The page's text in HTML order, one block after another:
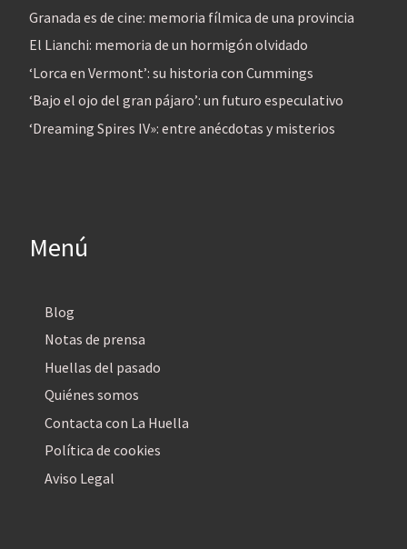
Granada es de cine: memoria fílmica de una provincia
El Lianchi: memoria de un hormigón olvidado
‘Lorca en Vermont’: su historia con Cummings
‘Bajo el ojo del gran pájaro’: un futuro especulativo
‘Dreaming Spires IV»: entre anécdotas y misterios
Menú
Blog
Notas de prensa
Huellas del pasado
Quiénes somos
Contacta con La Huella
Política de cookies
Aviso Legal